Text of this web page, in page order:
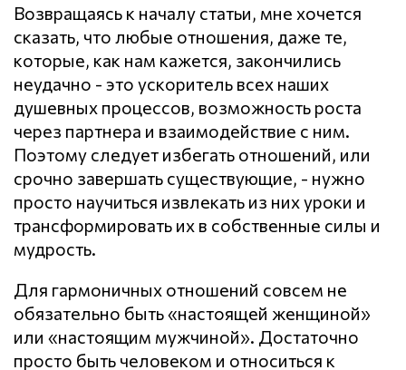
Возвращаясь к началу статьи, мне хочется
сказать, что любые отношения, даже те,
которые, как нам кажется, закончились
неудачно - это ускоритель всех наших
душевных процессов, возможность роста
через партнера и взаимодействие с ним.
Поэтому следует избегать отношений, или
срочно завершать существующие, - нужно
просто научиться извлекать из них уроки и
трансформировать их в собственные силы и
мудрость.
Для гармоничных отношений совсем не
обязательно быть «настоящей женщиной»
или «настоящим мужчиной». Достаточно
просто быть человеком и относиться к